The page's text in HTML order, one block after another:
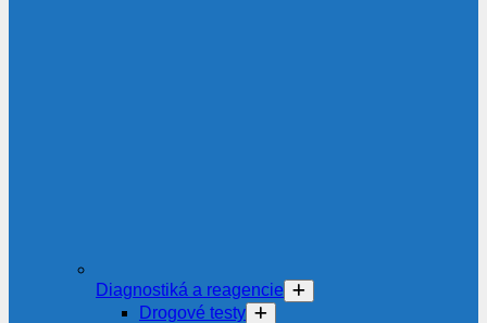
Diagnostiká a reagencie
Drogové testy